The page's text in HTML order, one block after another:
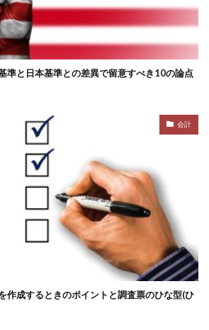
準と日本基準との差異で留意すべき10の論点
会計
作成するときのポイントと調査票のひな型(ひ